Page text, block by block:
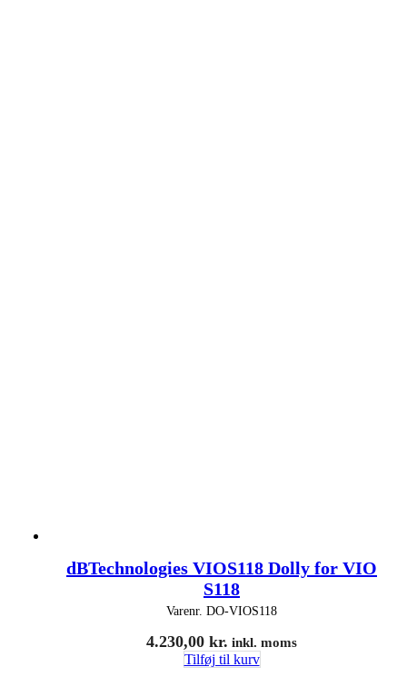
dBTechnologies VIOS118 Dolly for VIO
S118
Varenr. DO-VIOS118
4.230,00 kr. inkl. moms
Tilføj til kurv